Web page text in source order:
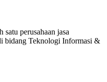
perusahaan jasa
bidang Teknologi Informasi &